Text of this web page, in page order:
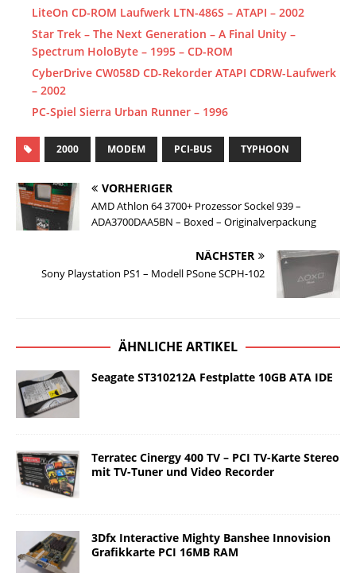
LiteOn CD-ROM Laufwerk LTN-486S – ATAPI – 2002
Star Trek – The Next Generation – A Final Unity –
Spectrum HoloByte – 1995 – CD-ROM
CyberDrive CW058D CD-Rekorder ATAPI CDRW-Laufwerk
– 2002
PC-Spiel Sierra Urban Runner – 1996
2000 MODEM PCI-BUS TYPHOON
VORHERIGER
AMD Athlon 64 3700+ Prozessor Sockel 939 –
ADA3700DAA5BN – Boxed – Originalverpackung
NÄCHSTER
Sony Playstation PS1 – Modell PSone SCPH-102
ÄHNLICHE ARTIKEL
Seagate ST310212A Festplatte 10GB ATA IDE
Terratec Cinergy 400 TV – PCI TV-Karte Stereo
mit TV-Tuner und Video Recorder
3Dfx Interactive Mighty Banshee Innovision
Grafikkarte PCI 16MB RAM